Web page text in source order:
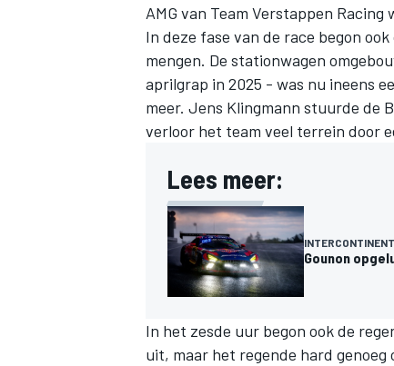
WEC DTM
AMG van Team Verstappen
In deze fase van de race begon
mengen. De stationwagen
aprilgrap in 2025 - was nu ineens
meer. Jens Klingmann stuurde de
verloor het team veel terrein door
Lees meer:
Gounon
In het zesde uur begon ook de
uit, maar het regende hard